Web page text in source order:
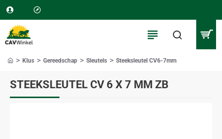
STEEKSLEUTEL CV 6 X 7 MM ZB
Klus Gereedschap Sleutels Steeksleutel CV6-7mm